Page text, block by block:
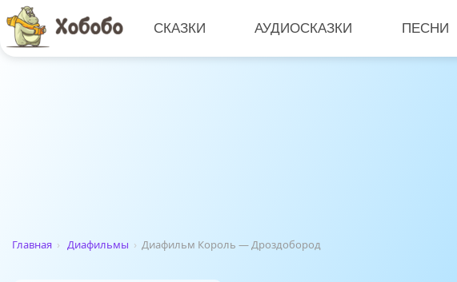
СКАЗКИ АУДИОСКАЗКИ ПЕСНИ
Главная › Диафильмы › Диафильм Король — Дроздобород